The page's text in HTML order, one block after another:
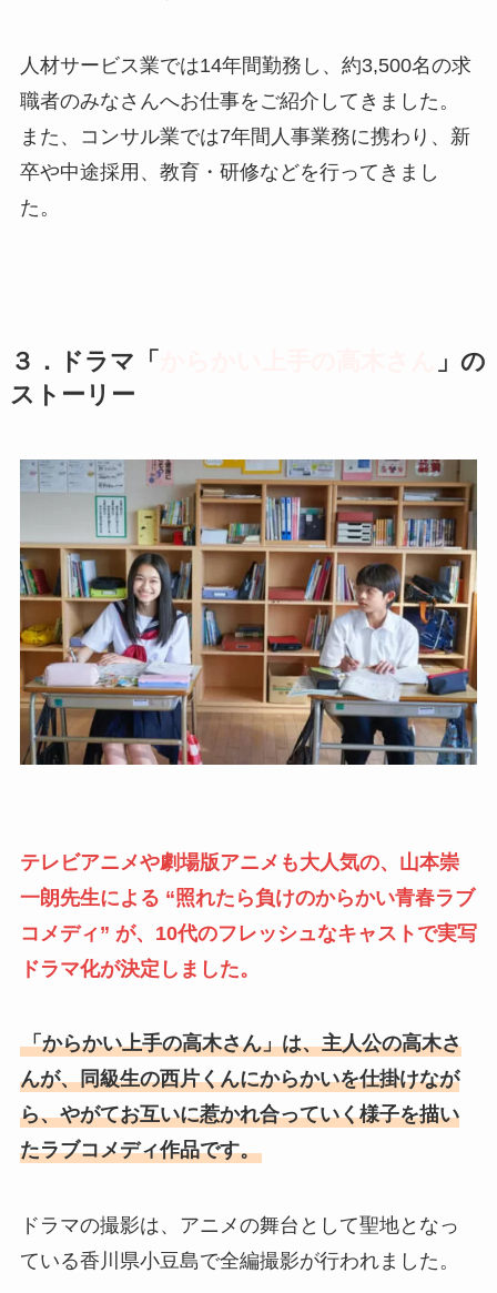
人材サービス業では14年間勤務し、約3,500名の求
職者のみなさんへお仕事をご紹介してきました。
また、コンサル業では7年間人事業務に携わり、新
卒や中途採用、教育・研修などを行ってきまし
た。
３．ドラマ「
」の
ストーリー
テレビアニメや劇場版アニメも大人気の、山本崇
一朗先生による “照れたら負けのからかい青春ラブ
コメディ” が、10代のフレッシュなキャストで実写
ドラマ化が決定しました。
「からかい上手の高木さん」は、主人公の高木さ
んが、同級生の西片くんにからかいを仕掛けなが
ら、やがてお互いに惹かれ合っていく様子を描い
たラブコメディ作品です。
ドラマの撮影は、アニメの舞台として聖地となっ
ている香川県小豆島で全編撮影が行われました。